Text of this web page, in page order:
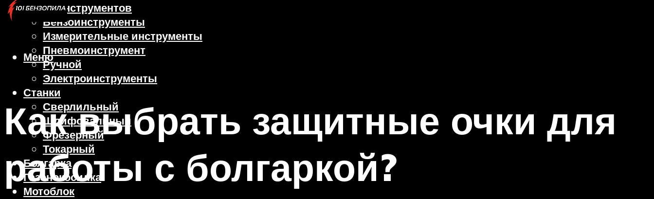
Виды инструментов
Бензоинструменты
Измерительные инструменты
Пневмоинструмент
Ручной
Электроинструменты
Станки
Сверлильный
Шлифовальный
Фрезерный
Токарный
Болгарка
Газонокосилка
Мотоблок
Меню
Как выбрать защитные очки для
работы с болгаркой?